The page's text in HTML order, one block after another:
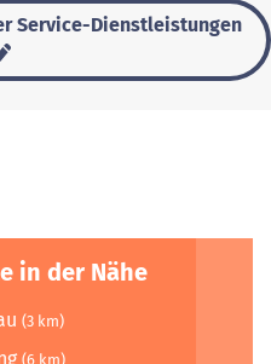
Service-Dienstleistungen
in der Nähe
(3 km)
(6 km)